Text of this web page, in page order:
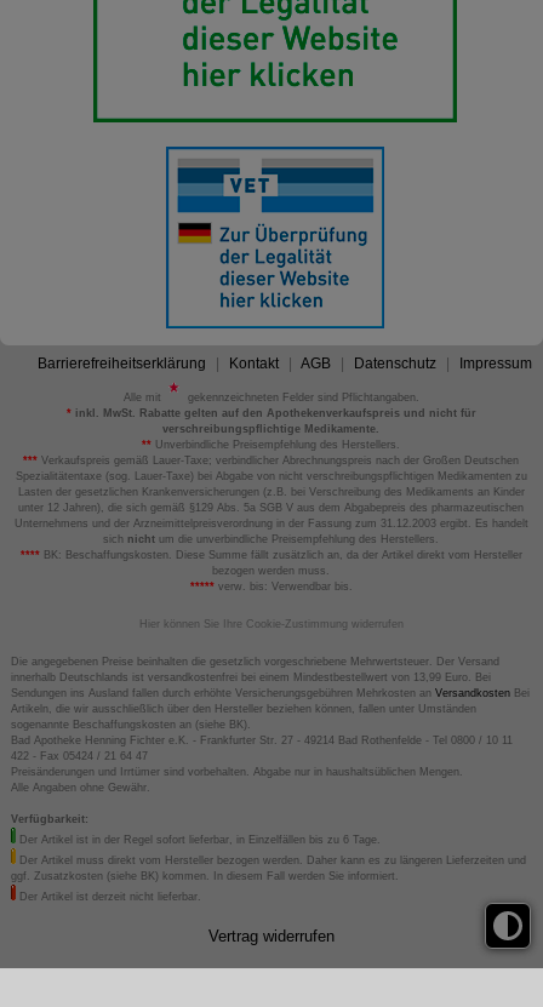
Barrierefreiheitserklärung Kontakt AGB Datenschutz Impressum
Alle mit
gekennzeichneten Felder sind Pflichtangaben.
*inkl. MwSt. Rabatte gelten auf den Apothekenverkaufspreis und nicht für
verschreibungspflichtige Medikamente.
** Unverbindliche Preisempfehlung des Herstellers.
*** Verkaufspreis gemäß Lauer-Taxe; verbindlicher Abrechnungspreis nach der Großen Deutschen
Spezialitätentaxe (sog. Lauer-Taxe) bei Abgabe von nicht verschreibungspflichtigen Medikamenten zu
Lasten der gesetzlichen Krankenversicherungen (z.B. bei Verschreibung des Medikaments an Kinder
unter 12 Jahren), die sich gemäß §129 Abs. 5a SGB V aus dem Abgabepreis des pharmazeutischen
Unternehmens und der Arzneimittelpreisverordnung in der Fassung zum 31.12.2003 ergibt. Es handelt
sich nicht um die unverbindliche Preisempfehlung des Herstellers.
****BK: Beschaffungskosten. Diese Summe fällt zusätzlich an, da der Artikel direkt vom Hersteller
bezogen werden muss.
*****verw. bis: Verwendbar bis.
Hier können Sie Ihre Cookie-Zustimmung widerrufen
Die angegebenen Preise beinhalten die gesetzlich vorgeschriebene Mehrwertsteuer. Der Versand
innerhalb Deutschlands ist versandkostenfrei bei einem Mindestbestellwert von 13,99 Euro. Bei
Sendungen ins Ausland fallen durch erhöhte Versicherungsgebühren Mehrkosten an VersandkostenBei
Artikeln, die wir ausschließlich über den Hersteller beziehen können, fallen unter Umständen
sogenannte Beschaffungskosten an (siehe BK).
Bad Apotheke Henning Fichter e.K. - Frankfurter Str. 27 - 49214 Bad Rothenfelde - Tel 0800 / 10 11
422 - Fax 05424 / 21 64 47
Preisänderungen und Irrtümer sind vorbehalten. Abgabe nur in haushaltsüblichen Mengen.
Alle Angaben ohne Gewähr.
Verfügbarkeit:
Der Artikel ist in der Regel sofort lieferbar, in Einzelfällen bis zu 6 Tage.
Der Artikel muss direkt vom Hersteller bezogen werden. Daher kann es zu längeren Lieferzeiten und
ggf. Zusatzkosten (siehe BK) kommen. In diesem Fall werden Sie informiert.
Der Artikel ist derzeit nicht lieferbar.
Vertrag widerrufen